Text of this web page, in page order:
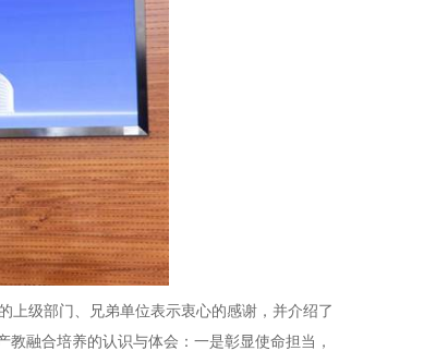
级部门、兄弟单位表示衷心的感谢，并介绍了
融合培养的认识与体会：一是彰显使命担当，